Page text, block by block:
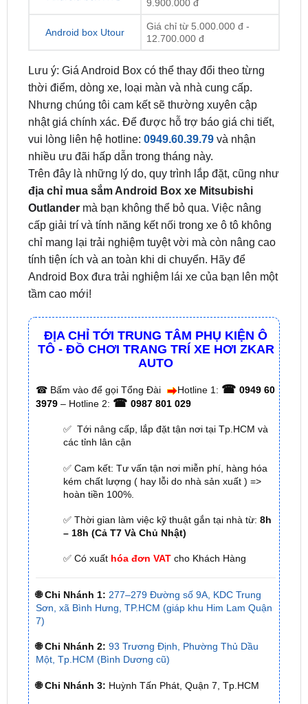
12.700.000 đ
Lưu ý: Giá Android Box có thể thay đổi theo từng
Nhưng chúng tôi cam kết sẽ thường xuyên cập
nhật giá chính xác. Để được hỗ trợ báo giá chi tiết,
vui lòng liên hệ hotline:0949.60.39.79 và nhận
nhiều ưu đãi hấp dẫn trong tháng này.
Trên đây là những lý do, quy trình lắp đặt, cũng như
địa chỉ mua sắm Android Box xe Mitsubishi
Outlandermà bạn không thể bỏ qua. Việc nâng
cấp giải trí và tính năng kết nối trong xe ô tô không
chỉ mang lại trải nghiệm tuyệt vời mà còn nâng cao
tính tiện ích và an toàn khi di chuyển. Hãy để
Android Box đưa trải nghiệm lái xe của bạn lên một
tầm cao mới!
ĐỊA CHỈ TỚI TRUNG TÂM PHỤ KIỆN Ô
TÔ - ĐỒ CHƠI TRANG TRÍ XE HƠI ZKAR
☎Bấm vào để gọi Tổng Đài Hotline 1:☎ 0949 60
0987 801 029
✅ Tới nâng cấp, lắp đặt tận nơi tại Tp.HCM và
các tỉnh lân cận
✅ Cam kết: Tư vấn tận nơi miễn phí, hàng hóa
kém chất lượng ( hay lỗi do nhà sản xuất ) =>
✅ Thời gian làm việc kỹ thuật gắn tại nhà từ:8h
– 18h (Cả T7 Và Chủ Nhật)
✅ Có xuấthóa đơn VATcho Khách Hàng
🌐 Chi Nhánh 1: 277–279 Đường số 9A, KDC Trung
🌐 Chi Nhánh 2: 93 Trương Định, Phường Thủ Dầu
Một, Tp.HCM (Bình Dương cũ)
🌐 Chi Nhánh 3: Huỳnh Tấn Phát, Quận 7, Tp.HCM
📞 Nhấn vàoLiên hệ ngay nhận ưu đãi 👉 Zalo OA